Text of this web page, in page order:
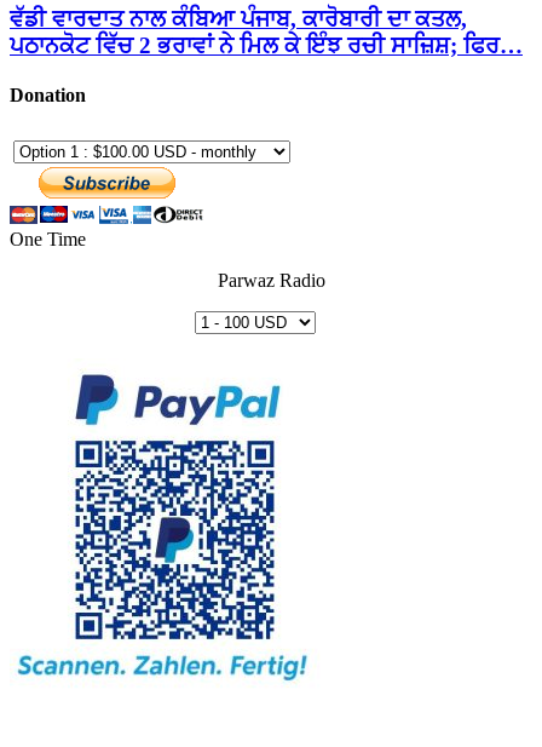
ਵੱਡੀ ਵਾਰਦਾਤ ਨਾਲ ਕੰਬਿਆ ਪੰਜਾਬ, ਕਾਰੋਬਾਰੀ ਦਾ ਕਤਲ,
ਪਠਾਨਕੋਟ ਵਿੱਚ 2 ਭਰਾਵਾਂ ਨੇ ਮਿਲ ਕੇ ਇੰਝ ਰਚੀ ਸਾਜ਼ਿਸ਼; ਫਿਰ…
Donation
One Time
Parwaz Radio